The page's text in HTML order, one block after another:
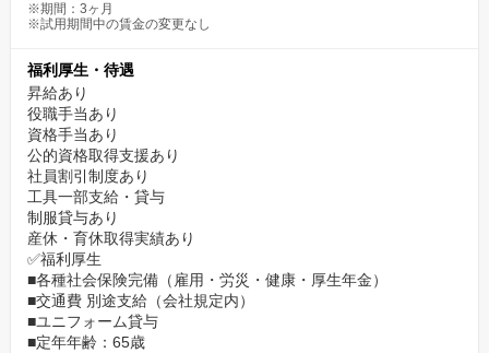
※期間：3ヶ月
※試用期間中の賃金の変更なし
福利厚生・待遇
昇給あり
役職手当あり
資格手当あり
公的資格取得支援あり
社員割引制度あり
工具一部支給・貸与
制服貸与あり
産休・育休取得実績あり
✅福利厚生
■各種社会保険完備（雇用・労災・健康・厚生年金）
■交通費 別途支給（会社規定内）
■ユニフォーム貸与
■定年年齢：65歳